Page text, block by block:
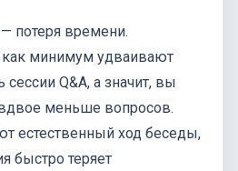
потеря времени.
минимум удваивают
Q&A, а значит, вы
вдвое меньше вопросов.
естественный ход беседы,
быстро теряет